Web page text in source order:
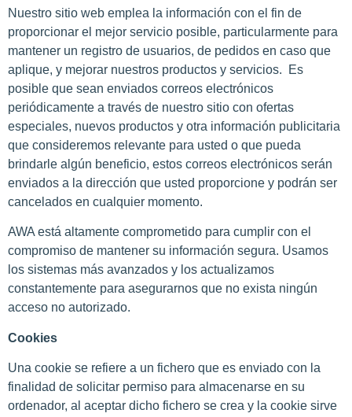
Nuestro sitio web emplea la información con el fin de
proporcionar el mejor servicio posible, particularmente para
mantener un registro de usuarios, de pedidos en caso que
aplique, y mejorar nuestros productos y servicios. Es
posible que sean enviados correos electrónicos
periódicamente a través de nuestro sitio con ofertas
especiales, nuevos productos y otra información publicitaria
que consideremos relevante para usted o que pueda
brindarle algún beneficio, estos correos electrónicos serán
enviados a la dirección que usted proporcione y podrán ser
cancelados en cualquier momento.
AWA está altamente comprometido para cumplir con el
compromiso de mantener su información segura. Usamos
los sistemas más avanzados y los actualizamos
constantemente para asegurarnos que no exista ningún
acceso no autorizado.
Cookies
Una cookie se refiere a un fichero que es enviado con la
finalidad de solicitar permiso para almacenarse en su
ordenador, al aceptar dicho fichero se crea y la cookie sirve